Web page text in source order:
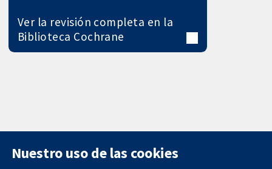
Ver la revisión completa en la
Biblioteca Cochrane
Nuestro uso de las cookies